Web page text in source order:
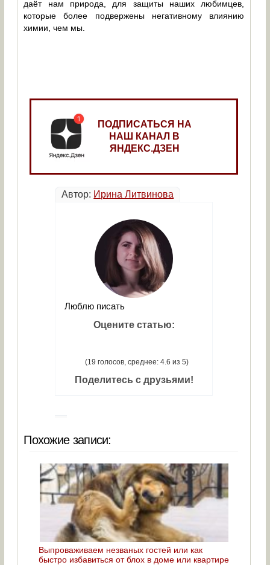
даёт нам природа, для защиты наших любимцев,
которые более подвержены негативному влиянию
химии, чем мы.
ПОДПИСАТЬСЯ НА
НАШ КАНАЛ В
ЯНДЕКС.ДЗЕН
Автор: Ирина Литвинова
Люблю писать
Оцените статью:
(19 голосов, среднее: 4.6 из 5)
Поделитесь с друзьями!
Похожие записи:
Выпроваживаем незваных гостей или как
быстро избавиться от блох в доме или квартире